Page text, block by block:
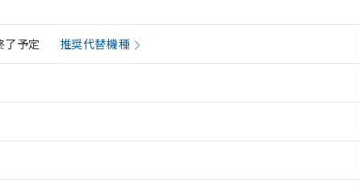
了予定 推奨代替機種